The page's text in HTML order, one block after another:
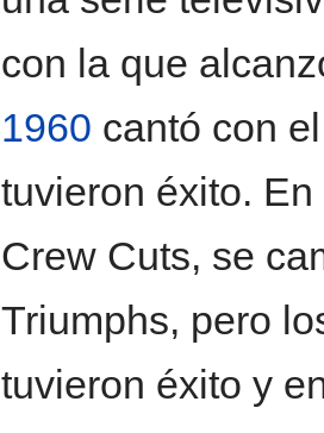
con la que
1960 cantó con
tuvieron éxito. En
Crew Cuts, se
Triumphs, pero
tuvieron éxito y